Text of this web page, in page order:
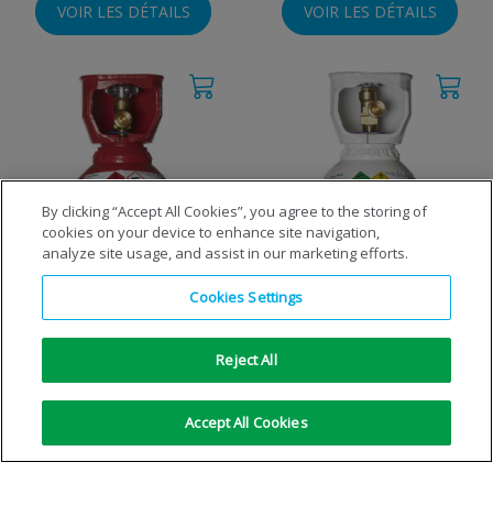
VOIR LES DÉTAILS VOIR LES DÉTAILS
Hydrogène Premier Plus Oxygène Premier
Pas d'autre résultat
By clicking “Accept All Cookies”, you agree to the storing of
cookies on your device to enhance site navigation,
analyze site usage, and assist in our marketing efforts.
Cookies Settings
Reject All
Accept All Cookies